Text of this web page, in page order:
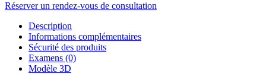
Réserver un rendez-vous de consultation
Description
Informations complémentaires
Sécurité des produits
Examens (0)
Modèle 3D